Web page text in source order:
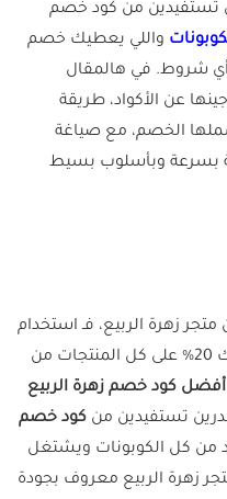
تستفيدين من كود خصم
واللي يعطيك خصم
أي شروط. في هالمقال
عن الأكواد، طريقة
الخصم، مع صياغة
بسرعة وبأسلوب بسيط
زهرة الربيع، فـ استخدام
يعطيك 20% على كل المنتجات من
أفضل كود خصم زهرة الربيع
تستفيدين من كود خصم
من كل الكوبونات ويشتغل
زهرة الربيع معروف بجودة